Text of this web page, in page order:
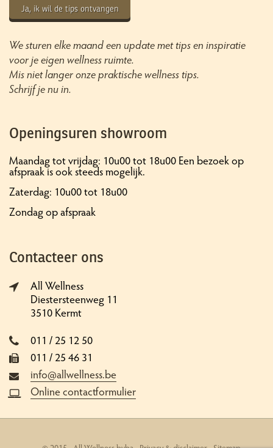
Ja, ik wil de tips ontvangen
We sturen elke maand een update met tips en inspiratie
voor je eigen wellness ruimte.
Mis niet langer onze praktische wellness tips.
Schrijf je nu in.
Openingsuren showroom
Maandag tot vrijdag: 10u00 tot 18u00 Een bezoek op
afspraak is ook steeds mogelijk.
Zaterdag: 10u00 tot 18u00
Zondag op afspraak
Contacteer ons
All Wellness
Diestersteenweg 11
3510 Kermt
011 / 25 12 50
011 / 25 46 31
info@allwellness.be
Online contactformulier